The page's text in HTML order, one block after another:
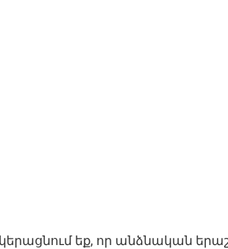
եք, որ անձնական